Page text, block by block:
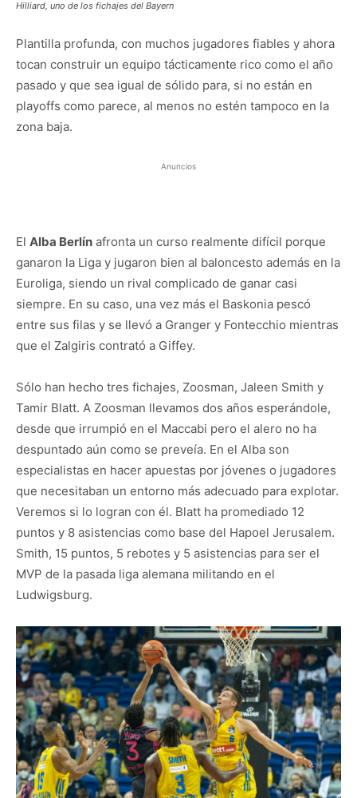
Hilliard, uno de los fichajes del Bayern
Plantilla profunda, con muchos jugadores fiables y ahora
tocan construir un equipo tácticamente rico como el año
pasado y que sea igual de sólido para, si no están en
playoffs como parece, al menos no estén tampoco en la
zona baja.
Anuncios
El Alba Berlín afronta un curso realmente difícil porque
ganaron la Liga y jugaron bien al baloncesto además en la
Euroliga, siendo un rival complicado de ganar casi
siempre. En su caso, una vez más el Baskonia pescó
entre sus filas y se llevó a Granger y Fontecchio mientras
que el Zalgiris contrató a Giffey.
Sólo han hecho tres fichajes, Zoosman, Jaleen Smith y
Tamir Blatt. A Zoosman llevamos dos años esperándole,
desde que irrumpió en el Maccabi pero el alero no ha
despuntado aún como se preveía. En el Alba son
especialistas en hacer apuestas por jóvenes o jugadores
que necesitaban un entorno más adecuado para explotar.
Veremos si lo logran con él. Blatt ha promediado 12
puntos y 8 asistencias como base del Hapoel Jerusalem.
Smith, 15 puntos, 5 rebotes y 5 asistencias para ser el
MVP de la pasada liga alemana militando en el
Ludwigsburg.